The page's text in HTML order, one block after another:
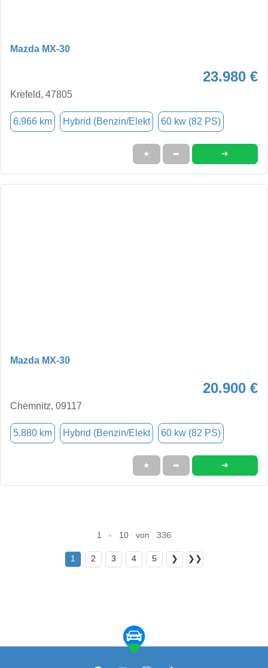
Mazda MX-30
23.980 €
Krefeld, 47805
6.966 km Hybrid (Benzin/Elekt 60 kw (82 PS)
★ ➦ ➜
Mazda MX-30
20.900 €
Chemnitz, 09117
5.880 km Hybrid (Benzin/Elekt 60 kw (82 PS)
★ ➦ ➜
1 - 10 von 336
1 2 3 4 5 ❯ ❯❯